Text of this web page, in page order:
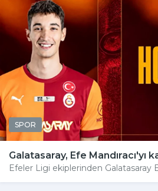
SPOR
Galatasaray, Efe Mandıracı'yı
Efeler Ligi ekiplerinden Galatasaray